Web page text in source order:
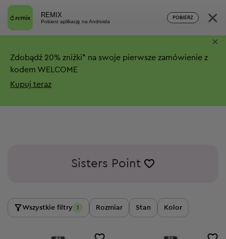
REMIX
Pobierz aplikację na Androida
POBIERZ ×
Zdobądź 20% zniżki* na swoje pierwsze zamówienie z
kodem WELCOME
Kupuj teraz
×
Sisters Point
Wszystkie filtry 1 Rozmiar Stan Kolor